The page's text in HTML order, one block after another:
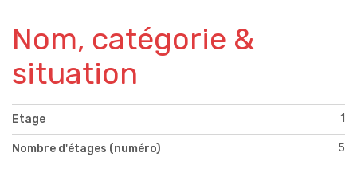
Nom, catégorie &
situation
Etage 1
Nombre d'étages (numéro) 5